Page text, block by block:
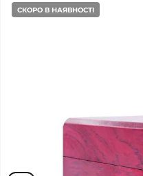
СКОРО В НАЯВНОСТІ